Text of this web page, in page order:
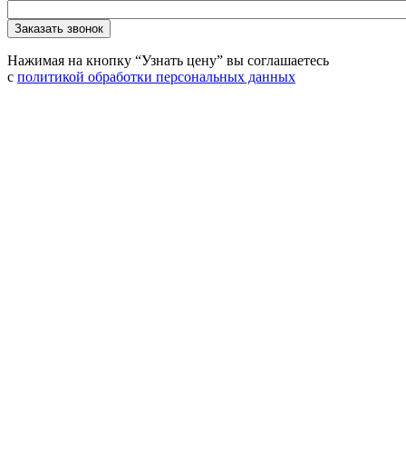
Нажимая на кнопку “Узнать цену” вы соглашаетесь
с политикой обработки персональных данных